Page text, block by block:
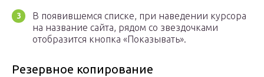
В появившемся списке, при наведении курсора
на название сайта, рядом со звездочками
отобразится кнопка «Показывать».
Резервное копирование